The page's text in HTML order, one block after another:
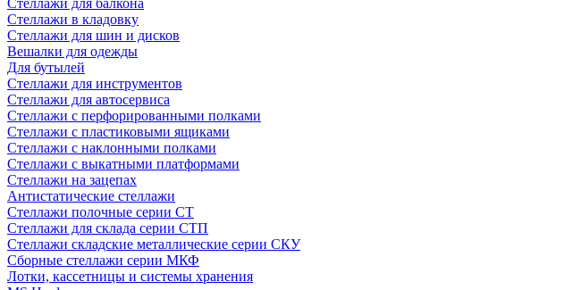
Стеллажи для балкона
Стеллажи в кладовку
Стеллажи для шин и дисков
Вешалки для одежды
Для бутылей
Стеллажи для инструментов
Стеллажи для автосервиса
Стеллажи с перфорированными полками
Стеллажи с пластиковыми ящиками
Стеллажи с наклонными полками
Стеллажи с выкатными платформами
Стеллажи на зацепах
Антистатические стеллажи
Стеллажи полочные серии СТ
Стеллажи для склада серии СТП
Стеллажи складские металлические серии СКУ
Сборные стеллажи серии МКФ
Лотки, кассетницы и системы хранения